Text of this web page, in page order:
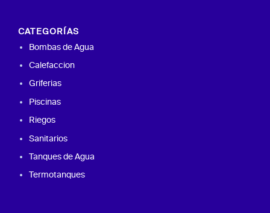
CATEGORÍAS
Bombas de Agua
Calefaccion
Griferias
Piscinas
Riegos
Sanitarios
Tanques de Agua
Termotanques